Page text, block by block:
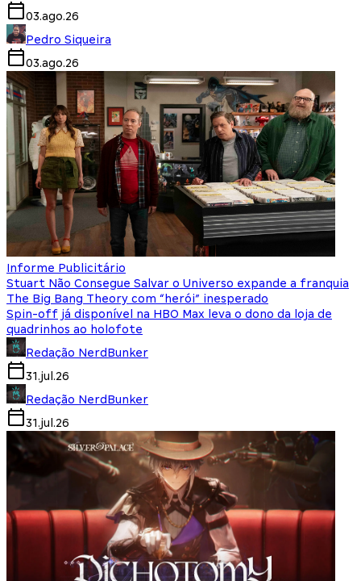
03.ago.26
Pedro Siqueira
03.ago.26
Informe Publicitário
Stuart Não Consegue Salvar o Universo expande a franquia
The Big Bang Theory com “herói” inesperado
Spin-off já disponível na HBO Max leva o dono da loja de
quadrinhos ao holofote
Redação NerdBunker
31.jul.26
Redação NerdBunker
31.jul.26